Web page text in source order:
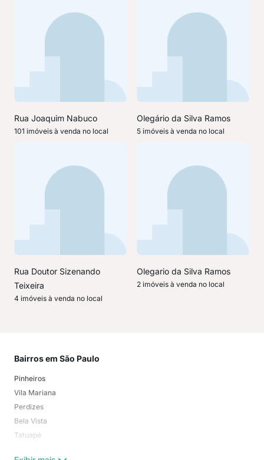
Rua Joaquim Nabuco
101 imóveis à venda no local
Olegário da Silva Ramos
5 imóveis à venda no local
Rua Doutor Sizenando
Teixeira
4 imóveis à venda no local
Olegario da Silva Ramos
2 imóveis à venda no local
Bairros em São Paulo
Pinheiros
Vila Mariana
Perdizes
Bela Vista
Tatuapé